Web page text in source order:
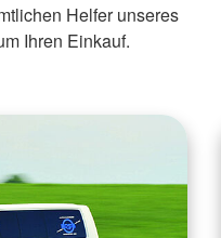
Helfer unseres
Ihren Einkauf.